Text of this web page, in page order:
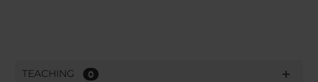
TEACHING 0